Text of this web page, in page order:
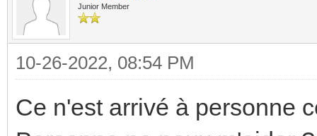
Junior Member
10-26-2022, 08:54 PM
Ce n'est arrivé à personne